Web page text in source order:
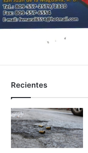
Recientes